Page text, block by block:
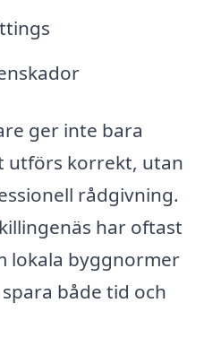
ger inte bara
utförs korrekt, utan
rådgivning.
har oftast
lokala byggnormer
både tid och